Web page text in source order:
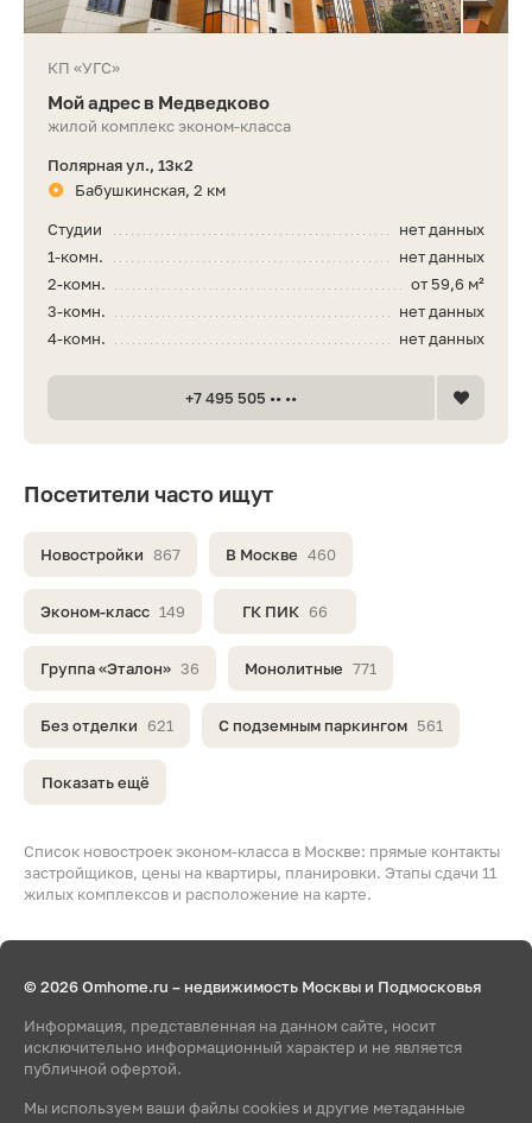
Список новостроек эконом-класса в Москве: прямые контакты
застройщиков, цены на квартиры, планировки. Этапы сдачи 11
жилых комплексов и расположение на карте.
Посетители часто ищут
Новостройки 867 В Москве 460
Эконом-класс 149 ГК ПИК 66
Группа «Эталон» 36 Монолитные 771
Без отделки 621 С подземным паркингом 561
Показать ещё
КП «УГС»
Мой адрес в Медведково
жилой комплекс эконом-класса
Полярная ул., 13к2
Бабушкинская, 2 км
нет данных
Студии
нет данных
1-комн.
от 59,6 м²
2-комн.
нет данных
3-комн.
нет данных
4-комн.
+7 495 505 •• ••
© 2026 Omhome.ru – недвижимость Москвы и Подмосковья
Информация, представленная на данном сайте, носит
исключительно информационный характер и не является
публичной офертой.
Мы используем ваши файлы cookies и другие метаданные